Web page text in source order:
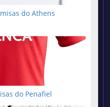
do Athens
do Penafiel